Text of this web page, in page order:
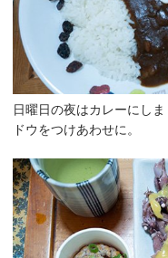
日曜日の夜はカレーにし
ドウをつけあわせに。